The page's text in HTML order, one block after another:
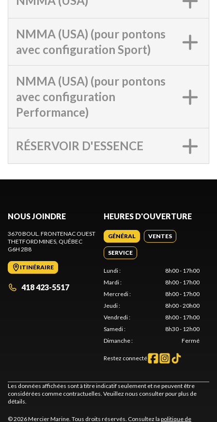
NMMA (USA) (pour pontons
avec configuration Sport)
NMMA (USA) (pour pontons
avec configuration
Performance)
RÉSERVOIR D'ESSENCE
NOUS JOINDRE
3670 BOUL. FRONTENAC OUEST
THETFORD MINES, QUÉBEC
G6H 2B8
ITINÉRAIRE
418 423-5517
HEURES D'OUVERTURE
GÉNÉRAL VENTES
SERVICE
Lundi:
8h00 - 17h00
Mardi:
8h00 - 17h00
Mercredi:
8h00 - 17h00
Jeudi:
8h00 - 20h00
Vendredi:
8h00 - 17h00
Samedi:
8h30 - 12h00
Dimanche: Fermé
Restez connecté
Les données affichées sont à titre indicatif seulement et ne peuvent être
considérées comme contractuelles. Veuillez nous consulter pour plus de
détails.
© 2026 Mercier Marine. Tous droits réservés. Consultez la politique de